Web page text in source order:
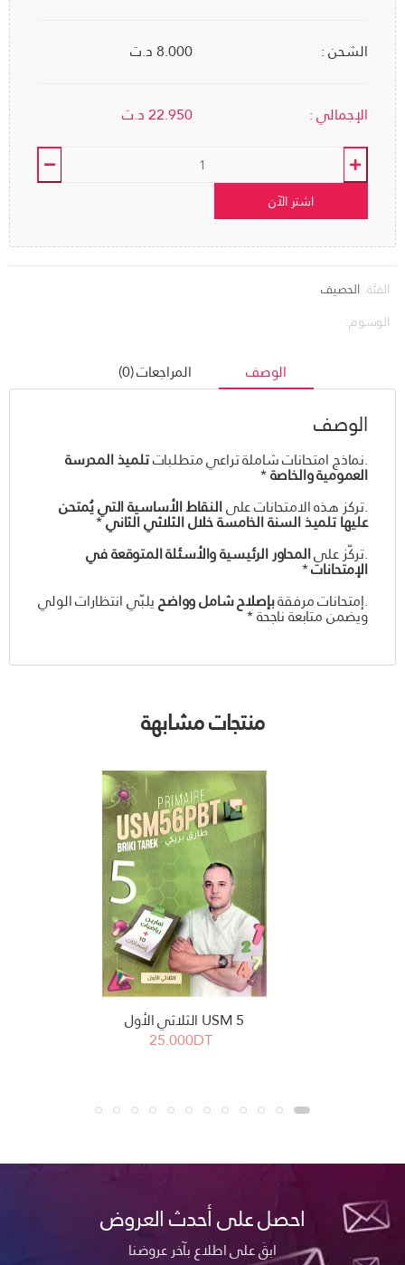
الشحن : 8.000 د.ت
الإجمالي : 22.950د.ت
اشتر الآن
الفئة:الحصيف
الوسوم:
الوصف المراجعات (0)
الوصف
.نماذج امتحانات شاملة تراعي متطلباتتلميذ المدرسة
العمومية والخاصة*
.تركز هذه الامتحانات علىالنقاط الأساسية التي يُمتحن
عليها تلميذ السنة الخامسة خلال الثلاثي الثاني*
.تركّز علىالمحاور الرئيسية والأسئلة المتوقعة في
الإمتحانات*
.إمتحانات مرفقةبإصلاح شامل وواضحيلبّي انتظارات الولي
ويضمن متابعة ناجحة *
منتجات مشابهة
USM 5 الثلاثي الأول
25.000DT
احصل على أحدث العروض
ابقَ على اطلاع بآخر عروضنا